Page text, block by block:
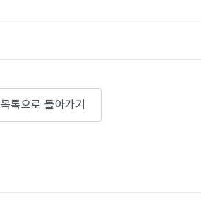
목록으로 돌아가기